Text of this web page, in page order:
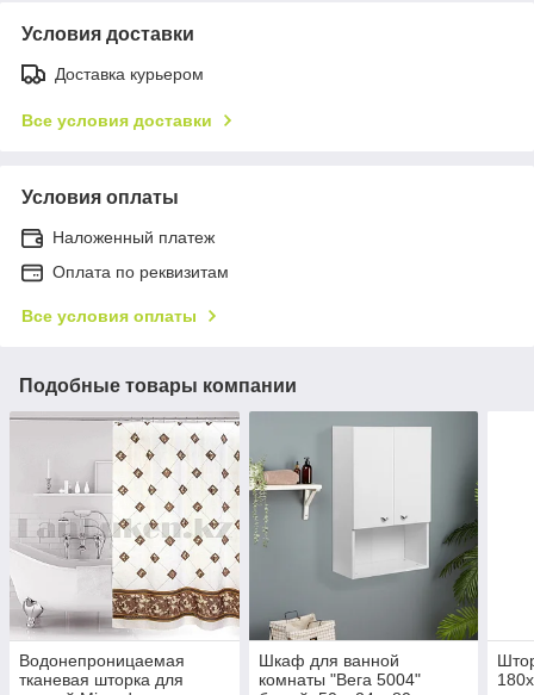
Условия доставки
Доставка курьером
Все условия доставки
Условия оплаты
Наложенный платеж
Оплата по реквизитам
Все условия оплаты
Подобные товары компании
Водонепроницаемая
тканевая шторка для
Шкаф для ванной
комнаты "Вега 5004"